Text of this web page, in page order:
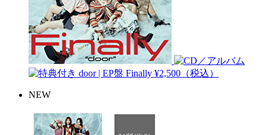
door | EP盤 Finally ¥2,500（税込）
NEW